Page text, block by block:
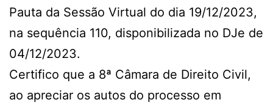
Pauta da Sessão Virtual do dia 19/12/2023,
na sequência 110, disponibilizada no DJe de
04/12/2023.
Certifico que a 8ª Câmara de Direito Civil,
ao apreciar os autos do processo em